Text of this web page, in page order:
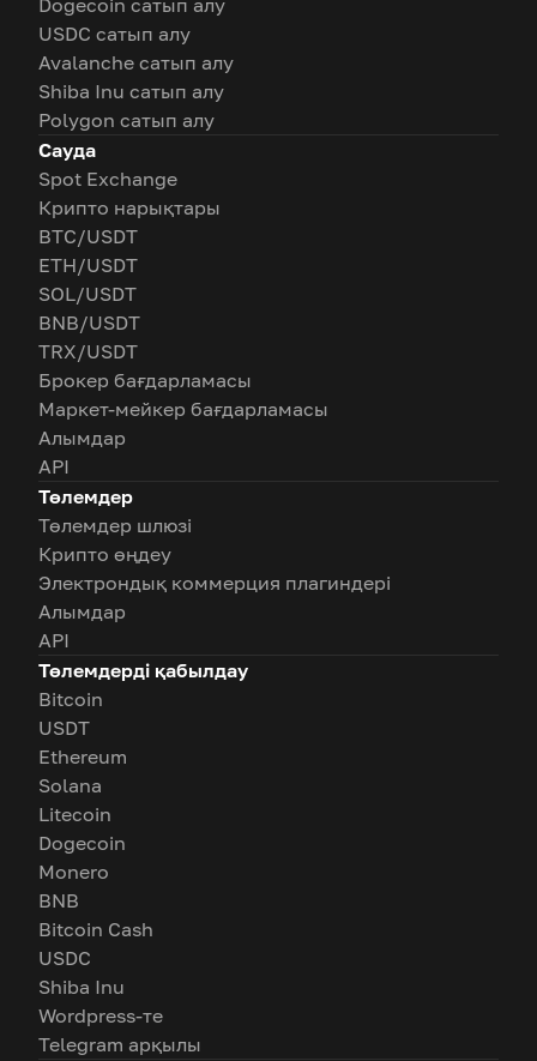
Dogecoin сатып алу
USDC сатып алу
Avalanche сатып алу
Shiba Inu сатып алу
Polygon сатып алу
Сауда
Spot Exchange
Крипто нарықтары
BTC/USDT
ETH/USDT
SOL/USDT
BNB/USDT
TRX/USDT
Брокер бағдарламасы
Маркет-мейкер бағдарламасы
Алымдар
API
Төлемдер
Төлемдер шлюзі
Крипто өңдеу
Электрондық коммерция плагиндері
Алымдар
API
Төлемдерді қабылдау
Bitcoin
USDT
Ethereum
Solana
Litecoin
Dogecoin
Monero
BNB
Bitcoin Cash
USDC
Shiba Inu
Wordpress-те
Telegram арқылы